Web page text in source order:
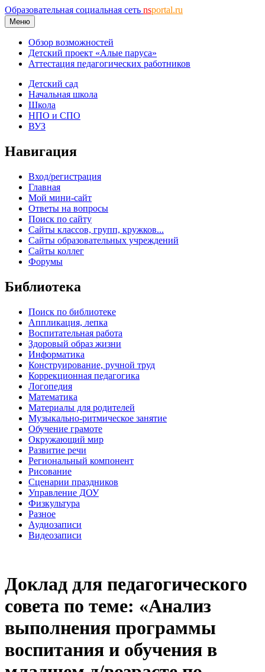
Образовательная социальная сеть nsportal.ru
Меню
Обзор возможностей
Детский проект «Алые паруса»
Аттестация педагогических работников
Детский сад
Начальная школа
Школа
НПО и СПО
ВУЗ
Навигация
Вход/регистрация
Главная
Мой мини-сайт
Ответы на вопросы
Поиск по сайту
Сайты классов, групп, кружков...
Сайты образовательных учреждений
Сайты коллег
Форумы
Библиотека
Поиск по библиотеке
Аппликация, лепка
Воспитательная работа
Здоровый образ жизни
Информатика
Конструирование, ручной труд
Коррекционная педагогика
Логопедия
Математика
Материалы для родителей
Музыкально-ритмическое занятие
Обучение грамоте
Окружающий мир
Развитие речи
Региональный компонент
Рисование
Сценарии праздников
Управление ДОУ
Физкультура
Разное
Аудиозаписи
Видеозаписи
Доклад для педагогического
совета по теме: «Анализ
выполнения программы
воспитания и обучения в